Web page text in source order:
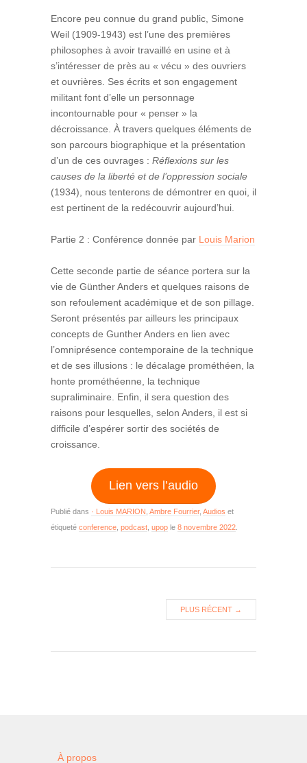
Encore peu connue du grand public, Simone
Weil (1909-1943) est l’une des premières
philosophes à avoir travaillé en usine et à
s’intéresser de près au « vécu » des ouvriers
et ouvrières. Ses écrits et son engagement
militant font d’elle un personnage
incontournable pour « penser » la
décroissance. À travers quelques éléments de
son parcours biographique et la présentation
d’un de ces ouvrages : Réflexions sur les
causes de la liberté et de l’oppression sociale
(1934), nous tenterons de démontrer en quoi, il
est pertinent de la redécouvrir aujourd’hui.
Partie 2 : Conférence donnée par Louis Marion
Cette seconde partie de séance portera sur la
vie de Günther Anders et quelques raisons de
son refoulement académique et de son pillage.
Seront présentés par ailleurs les principaux
concepts de Gunther Anders en lien avec
l’omniprésence contemporaine de la technique
et de ses illusions : le décalage prométhéen, la
honte prométhéenne, la technique
supraliminaire. Enfin, il sera question des
raisons pour lesquelles, selon Anders, il est si
difficile d’espérer sortir des sociétés de
croissance.
Lien vers l’audio
Publié dans · Louis MARION Ambre Fourrier, Audios et
étiqueté conference podcast upop le 8 novembre 2022
PLUS RÉCENT →
À propos